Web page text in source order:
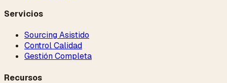
Servicios
Sourcing Asistido
Control Calidad
Gestión Completa
Recursos